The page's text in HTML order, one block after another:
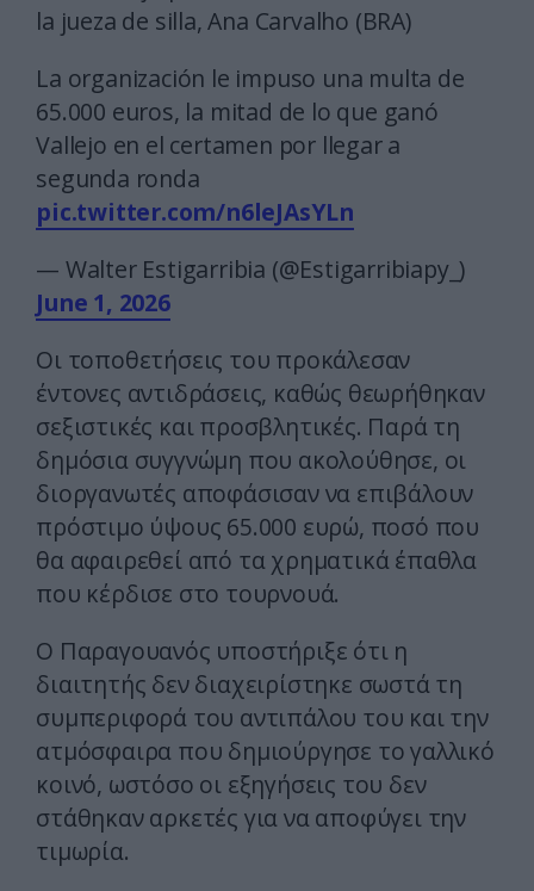
la jueza de silla, Ana Carvalho (BRA)
La organización le impuso una multa de
65.000 euros, la mitad de lo que ganó
Vallejo en el certamen por llegar a
segunda ronda
pic.twitter.com/n6leJAsYLn
— Walter Estigarribia (@Estigarribiapy_)
June 1, 2026
Οι τοποθετήσεις του προκάλεσαν
έντονες αντιδράσεις, καθώς θεωρήθηκαν
σεξιστικές και προσβλητικές. Παρά τη
δημόσια συγγνώμη που ακολούθησε, οι
διοργανωτές αποφάσισαν να επιβάλουν
πρόστιμο ύψους 65.000 ευρώ, ποσό που
θα αφαιρεθεί από τα χρηματικά έπαθλα
που κέρδισε στο τουρνουά.
Ο Παραγουανός υποστήριξε ότι η
διαιτητής δεν διαχειρίστηκε σωστά τη
συμπεριφορά του αντιπάλου του και την
ατμόσφαιρα που δημιούργησε το γαλλικό
κοινό, ωστόσο οι εξηγήσεις του δεν
στάθηκαν αρκετές για να αποφύγει την
τιμωρία.